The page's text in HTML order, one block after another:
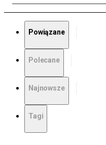
Powiązane
Polecane
Najnowsze
Tagi